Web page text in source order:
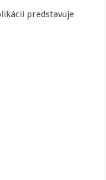
predstavuje